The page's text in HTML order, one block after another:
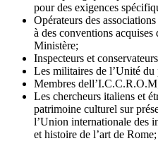
pour des exigences
Opérateurs des
à des conventions
Ministère;
Inspecteurs et
Les militaires de l’Unité
Membres
Les chercheurs italiens et
patrimoine culturel sur
l’Union internationale des
et histoire de l’art de Rome;